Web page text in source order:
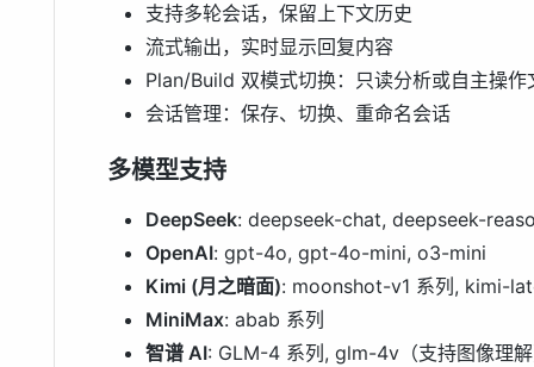
支持多轮会话，保留上下文历史
流式输出，实时显示回复内容
Plan/Build 双模式切换：只读分析或自主操作
会话管理：保存、切换、重命名会话
多模型支持
DeepSeek: deepseek-chat, deepseek-
OpenAI: gpt-4o, gpt-4o-mini, o3-mini
Kimi (月之暗面): moonshot-v1 系列, kimi-
MiniMax: abab 系列
智谱 AI: GLM-4 系列, glm-4v（支持图像理